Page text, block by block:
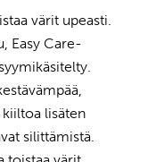
värit upeasti.
Easy Care-
lisäten
silittämistä.